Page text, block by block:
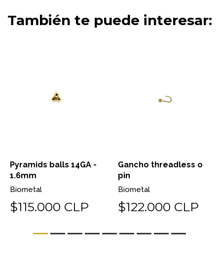
También te puede interesar:
Pyramids balls 14GA -
1.6mm
Biometal
$115.000 CLP
Gancho threadless o
pin
Biometal
$122.000 CLP